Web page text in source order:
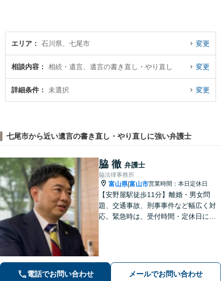
エリア 石川県、七尾市 変更
相談内容 相続・遺言、遺言の書き直し・やり直し 変更
詳細条件 未選択 変更
七尾市から近い遺言の書き直し・やり直しに強い弁護士
脇 徹 弁護士
脇法律事務所
富山県|富山市営業時間：本日定休日
【安野屋駅徒歩11分】離婚・男女問
題、交通事故、刑事事件など幅広く対
応。緊急時は、受付時間・定休日に関
電話でお問い合わせ メールでお問い合わせ